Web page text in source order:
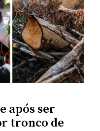
após ser
tronco de